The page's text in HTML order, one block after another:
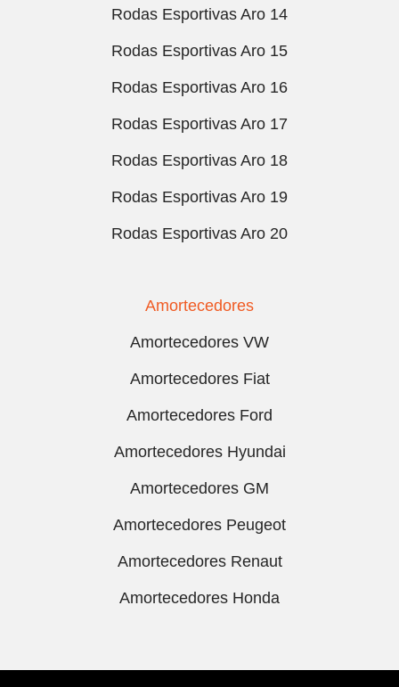
Rodas Esportivas Aro 14
Rodas Esportivas Aro 15
Rodas Esportivas Aro 16
Rodas Esportivas Aro 17
Rodas Esportivas Aro 18
Rodas Esportivas Aro 19
Rodas Esportivas Aro 20
Amortecedores
Amortecedores VW
Amortecedores Fiat
Amortecedores Ford
Amortecedores Hyundai
Amortecedores GM
Amortecedores Peugeot
Amortecedores Renaut
Amortecedores Honda